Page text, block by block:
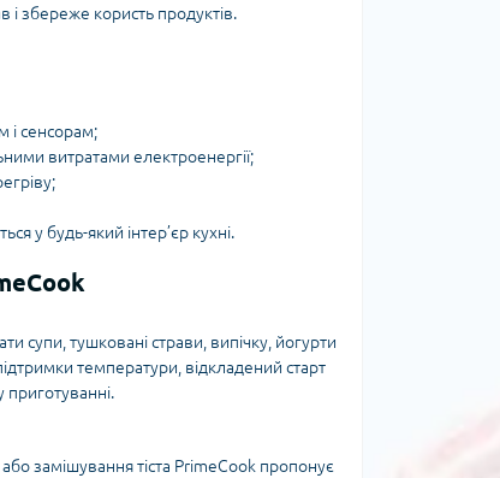
і збереже користь продуктів.
і сенсорам;
витратами електроенергії;
у будь-який інтер’єр кухні.
супи, тушковані страви, випічку, йогурти
температури, відкладений старт
замішування тіста PrimeCook пропонує